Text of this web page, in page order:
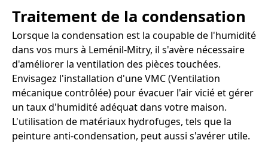
Traitement de la condensation
Lorsque la condensation est la coupable de l'humidité
dans vos murs à Leménil-Mitry, il s'avère nécessaire
d'améliorer la ventilation des pièces touchées.
Envisagez l'installation d'une VMC (Ventilation
mécanique contrôlée) pour évacuer l'air vicié et gérer
un taux d'humidité adéquat dans votre maison.
L'utilisation de matériaux hydrofuges, tels que la
peinture anti-condensation, peut aussi s'avérer utile.